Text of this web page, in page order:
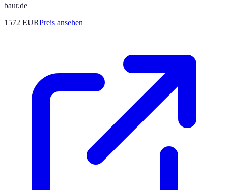
baur.de
1572 EURPreis ansehen